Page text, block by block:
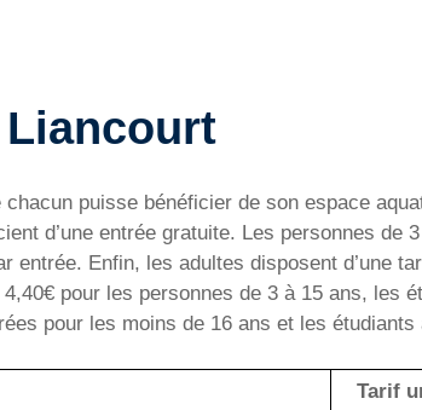
puisse bénéficier de son espace
d’une entrée gratuite. Les personnes de
entrée. Enfin, les adultes disposent d’une
pour les personnes de 3 à 15 ans, les
pour les moins de 16 ans et les
Tarif